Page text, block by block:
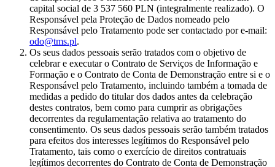
capital social de 3 537 560 PLN (integralmente realizado). O
Responsável pela Proteção de Dados nomeado pelo
Responsável pelo Tratamento pode ser contactado por e-mail:
odo@tms.pl.
Os seus dados pessoais serão tratados com o objetivo de
celebrar e executar o Contrato de Serviços de Informação e
Formação e o Contrato de Conta de Demonstração entre si e o
Responsável pelo Tratamento, incluindo também a tomada de
medidas a pedido do titular dos dados antes da celebração
destes contratos, bem como para cumprir as obrigações
decorrentes da regulamentação relativa ao tratamento do
consentimento. Os seus dados pessoais serão também tratados
para efeitos dos interesses legítimos do Responsável pelo
Tratamento, tais como o exercício de direitos contratuais
legítimos decorrentes do Contrato de Conta de Demonstração